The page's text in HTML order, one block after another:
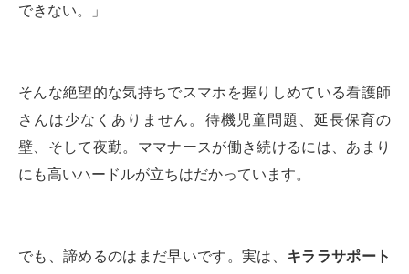
できない。」
そんな絶望的な気持ちでスマホを握りしめている看護師
さんは少なくありません。待機児童問題、延長保育の
壁、そして夜勤。ママナースが働き続けるには、あまり
にも高いハードルが立ちはだかっています。
でも、諦めるのはまだ早いです。実は、 キララサポート